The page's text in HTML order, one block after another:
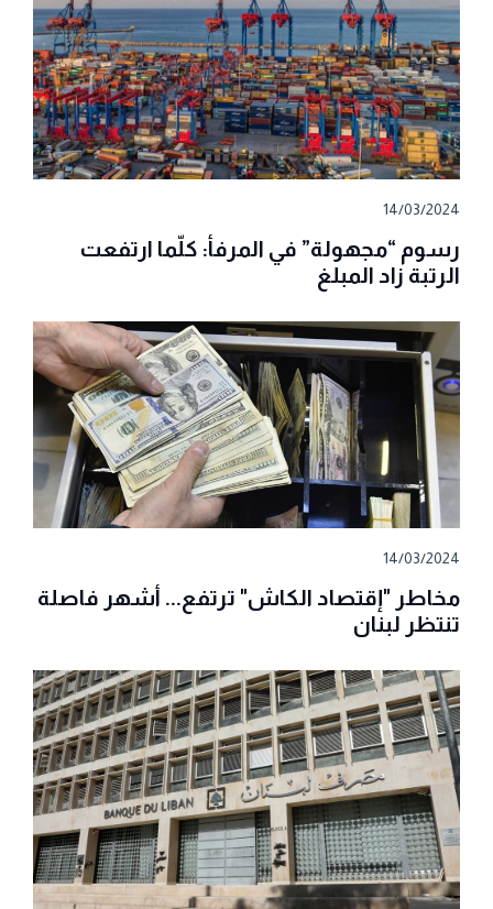
14/03/2024
رسوم “مجهولة” في المرفأ: كلّما ارتفعت
الرتبة زاد المبلغ
14/03/2024
مخاطر "إقتصاد الكاش" ترتفع... أشهر فاصلة
تنتظر لبنان